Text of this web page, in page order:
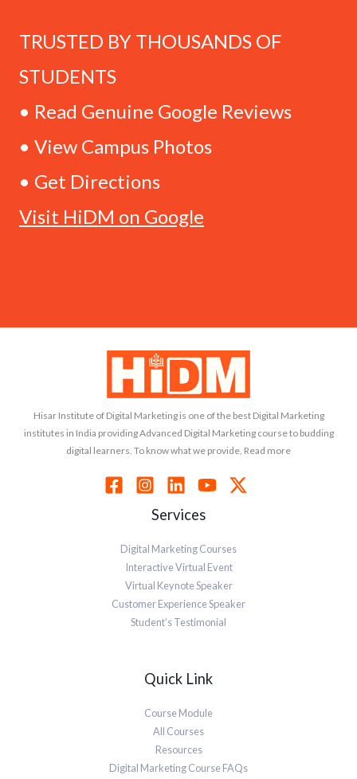
TRUSTED BY THOUSANDS OF
STUDENTS
• Read Genuine Google Reviews
• View Campus Photos
• Get Directions
Visit HiDM on Google
Hisar Institute of Digital Marketing is one of the best Digital Marketing
institutes in India providing Advanced Digital Marketing course to budding
digital learners. To know what we provide, Read more
Services
Digital Marketing Courses
Interactive Virtual Event
Virtual Keynote Speaker
Customer Experience Speaker
Student’s Testimonial
Quick Link
Course Module
All Courses
Resources
Digital Marketing Course FAQs